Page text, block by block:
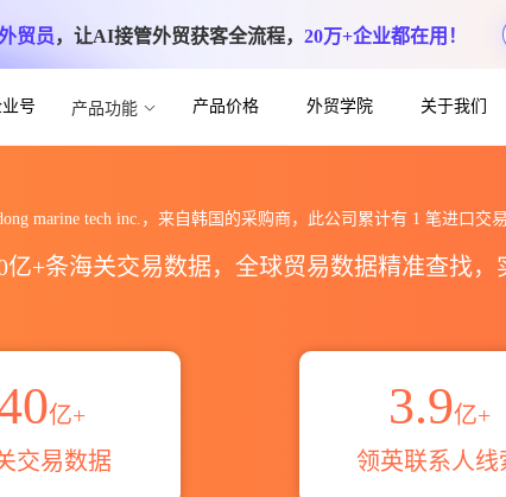
贸员，让AI接管外贸获客全流程， 20万+企业都在用！
业号 产品功能 产品价格 外贸学院 关于我们
marine tech inc.，来自韩国的采购商，此公司累计有 1 笔进口交
亿+条海关交易数据，全球贸易数据精准查找
亿+
交易数据
3.9亿+
领英联系人线